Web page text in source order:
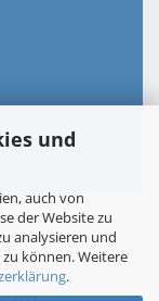
und
auch von
der Website zu
analysieren und
können. Weitere
.